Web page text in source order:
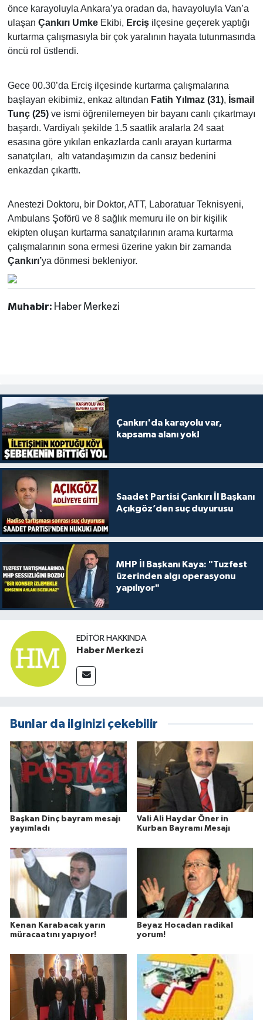
önce karayoluyla Ankara’ya oradan da, havayoluyla Van’a
ulaşan Çankırı UmkeEkibi, Ercişilçesine geçerek yaptığı
kurtarma çalışmasıyla bir çok yaralının hayata tutunmasında
öncü rol üstlendi.
Gece 00.30’da Erciş ilçesinde kurtarma çalışmalarına
başlayan ekibimiz, enkaz altından Fatih Yılmaz (31), İsmail
Tunç (25)ve ismi öğrenilemeyen bir bayanı canlı çıkartmayı
başardı. Vardiyalı şekilde 1.5 saatlik aralarla 24 saat
esasına göre yıkılan enkazlarda canlı arayan kurtarma
sanatçıları, altı vatandaşımızın da cansız bedenini
enkazdan çıkarttı.
Anestezi Doktoru, bir Doktor, ATT, Laboratuar Teknisyeni,
Ambulans Şoförü ve 8 sağlık memuru ile on bir kişilik
ekipten oluşan kurtarma sanatçılarının arama kurtarma
çalışmalarının sona ermesi üzerine yakın bir zamanda
Çankırı’ya dönmesi bekleniyor.
Muhabir: Haber Merkezi
Çankırı'da karayolu var,
kapsama alanı yok!
Saadet Partisi Çankırı İl Başkanı
Açıkgöz’den suç duyurusu
MHP İl Başkanı Kaya: "Tuzfest
üzerinden algı operasyonu
yapılıyor"
EDITÖR HAKKINDA
Haber Merkezi
Bunlar da ilginizi çekebilir
Başkan Dinç bayram mesajı
yayımladı
Vali Ali Haydar Öner in
Kurban Bayramı Mesajı
Kenan Karabacak yarın
müracaatını yapıyor!
Beyaz Hocadan radikal
yorum!
DÜNYA